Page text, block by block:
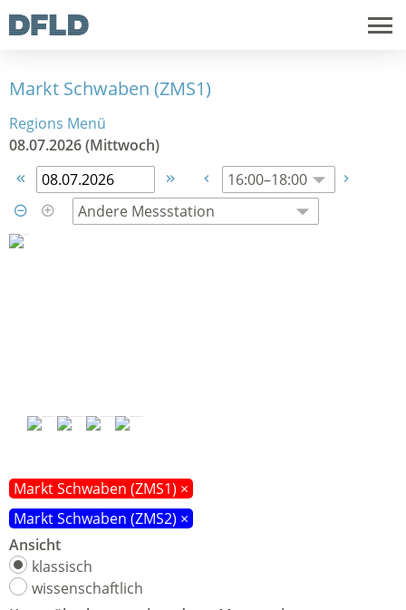
Markt Schwaben (ZMS1)
Regions Menü
08.07.2026 (Mittwoch)
   
 
Markt Schwaben (ZMS1) ×
Markt Schwaben (ZMS2) ×
Ansicht
klassisch
wissenschaftlich